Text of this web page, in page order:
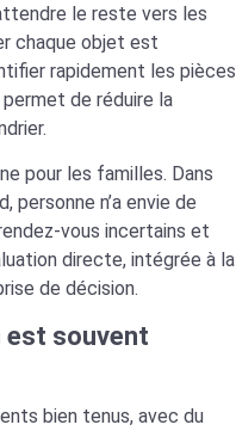
le reste vers les
chaque objet est
rapidement les pièces
de réduire la
pour les familles. Dans
n’a envie de
vous incertains et
directe, intégrée à la
de décision.
est souvent
bien tenus, avec du